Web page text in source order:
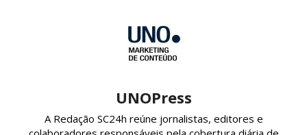
UNOPress
A Redação SC24h reúne jornalistas, editores e